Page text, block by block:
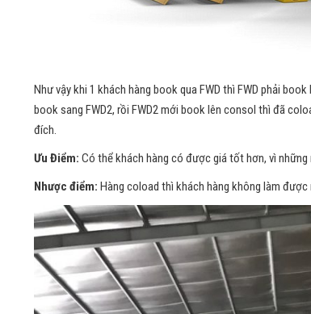
Như vậy khi 1 khách hàng book qua FWD thì FWD phải
book sang FWD2, rồi FWD2 mới book lên consol thì đã
đích.
Ưu Điểm: Có thể khách hàng có được giá tốt hơn, vì những
Nhược điểm: Hàng coload thì khách hàng không làm